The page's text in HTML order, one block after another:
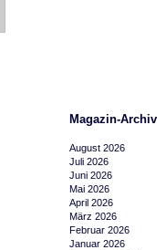
Magazin-Archiv
August 2026
Juli 2026
Juni 2026
Mai 2026
April 2026
März 2026
Februar 2026
Januar 2026